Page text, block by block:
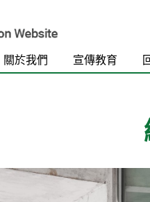
關於我們 宣傳教育